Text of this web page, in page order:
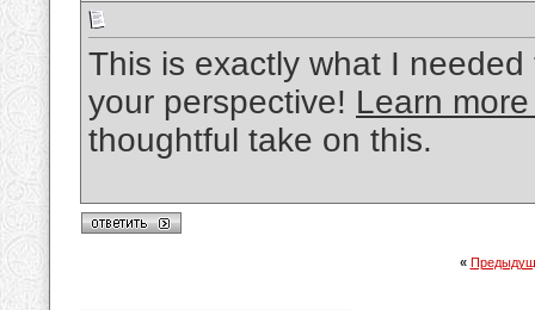
This is exactly what I
your perspective! Learn
thoughtful take on this.
«